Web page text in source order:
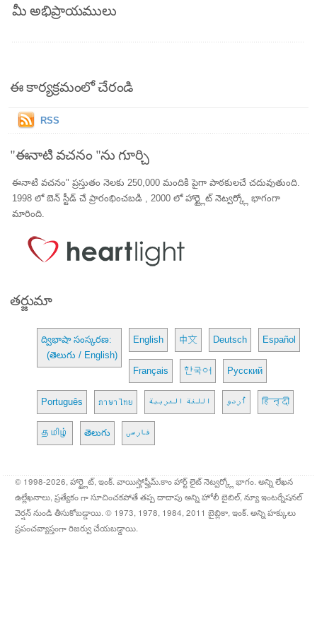
మీ అభిప్రాయములు
ఈ కార్యక్రమంలో చేరండి
RSS
"ఈనాటి వచనం "ను గూర్చి
ఈనాటి వచనం" ప్రస్తుతం నెలకు 250,000 మందికి పైగా పాఠకులచే చదువుతుంది.
1998 లో బెన్ స్టీడ్ చే ప్రారంభించబడి , 2000 లో హార్ట్లైట్ నెట్వర్క్లో భాగంగా
మారింది.
తర్జుమా
ద్విభాషా సంస్కరణ:
(తెలుగు / English)
English 中文 Deutsch Español
Français 한국어 Русский
Português ภาษาไทย اللغة العربية اُردو हिन्दी
தமிழ் తెలుగు فارسی
© 1998-2026, హార్ట్లైట్, ఇంక్. వాయిస్హోఫ్హీమ్.కాం హార్ట్ లైట్ నెట్వర్క్లో భాగం. అన్ని లేఖన
ఉల్లేఖనాలు, ప్రత్యేకం గా సూచించకపోతే తప్ప దాదాపు అన్ని హోలీ బైబిల్, న్యూ ఇంటర్నేషనల్
వెర్షన్ నుండి తీసుకోబడ్డాయి. © 1973, 1978, 1984, 2011 బైబ్లికా, ఇంక్. అన్ని హక్కులు
ప్రపంచవ్యాప్తంగా రిజర్వు చేయబడ్డాయి.